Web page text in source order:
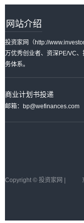
网站介绍
投资家网（http://
万优秀创业者、资深PE/VC
务体系。
商业计划书投递
邮箱：bp@wefinances.com
Copyright © 投资家网 |